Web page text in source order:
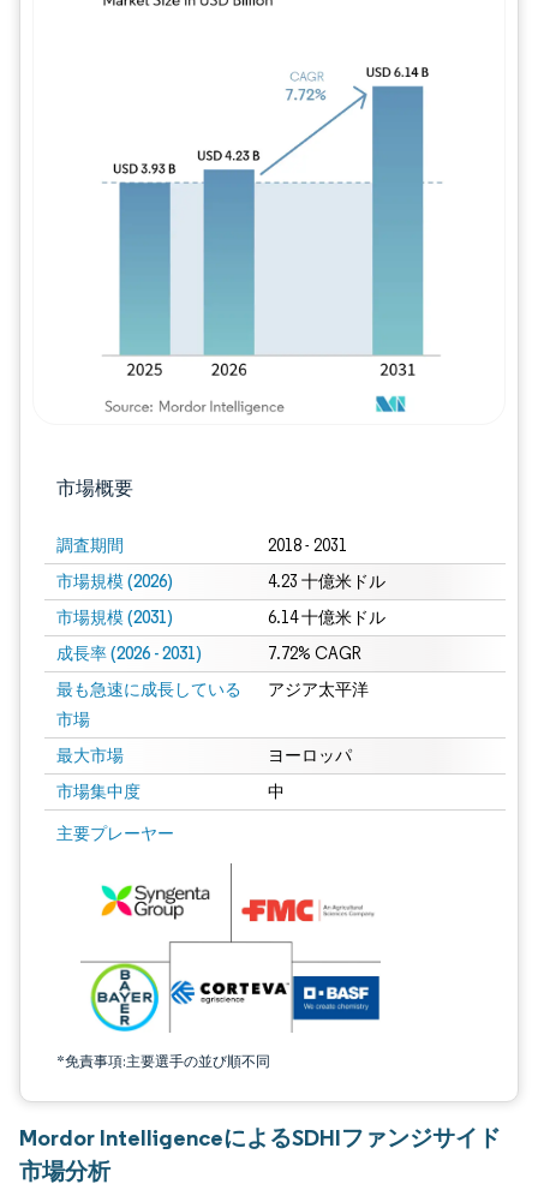
市場概要
調査期間 2018 - 2031
市場規模 (2026) 4.23 十億米ドル
市場規模 (2031) 6.14 十億米ドル
成長率 (2026 - 2031) 7.72% CAGR
最も急速に成長している
市場
アジア太平洋
最大市場 ヨーロッパ
市場集中度 中
主要プレーヤー
*免責事項:主要選手の並び順不同
画像 © Mordor Intelligence。再利用にはCC BY 4.0の表示が必要です。
Mordor IntelligenceによるSDHIファンジサイド
市場分析